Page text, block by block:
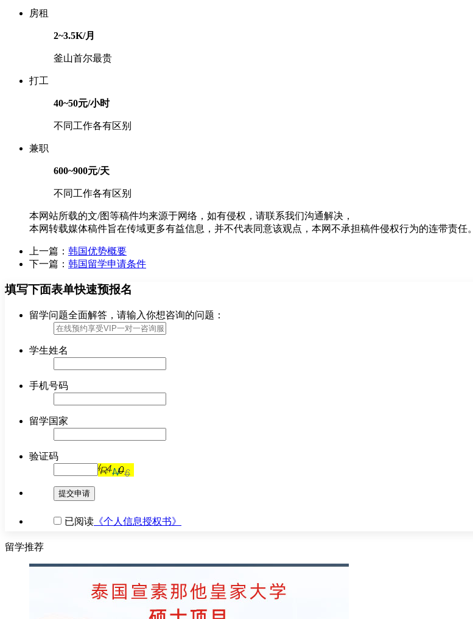
房租
2~3.5K/月
釜山首尔最贵
打工
40~50元/小时
不同工作各有区别
兼职
600~900元/天
不同工作各有区别
本网站所载的文/图等稿件均来源于网络，如有侵权，请联系我们沟通解决，
本网转载媒体稿件旨在传域更多有益信息，并不代表同意该观点，本网不承担稿件侵权行为的连带责任。
上一篇： 韩国优势概要
下一篇： 韩国留学申请条件
填写下面表单快速预报名
留学问题全面解答，请输入你想咨询的问题：
学生姓名
手机号码
留学国家
验证码
提交申请
已阅读 《个人信息授权书》
留学推荐